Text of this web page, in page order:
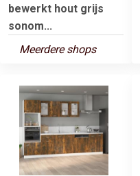
bewerkt hout grijs
sonom...
Meerdere shops